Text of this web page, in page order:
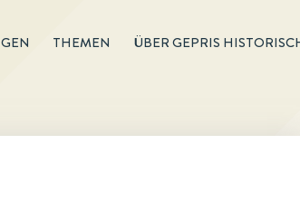
THEMEN ÜBER GEPRIS